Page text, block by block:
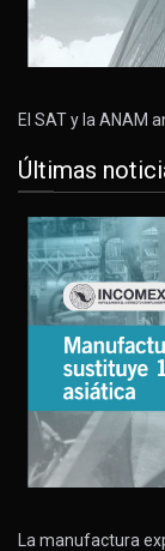
El SAT y la ANAM
Últimas
La manufactura